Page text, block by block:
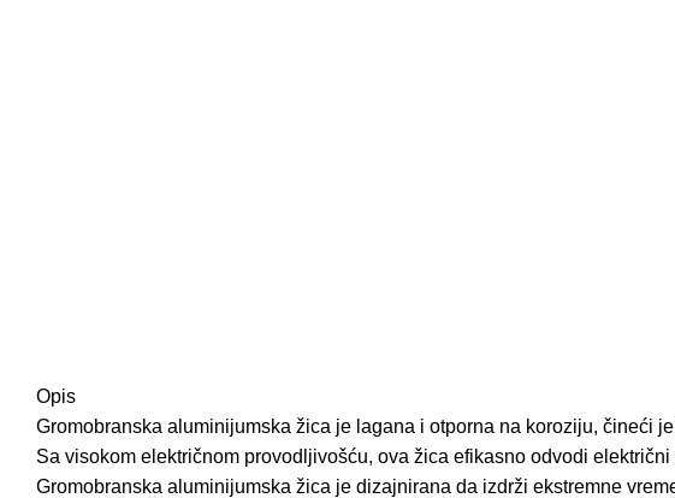
Opis
Gromobranska aluminijumska žica je lagana i otporna na koroziju, čineći
Sa visokom električnom provodljivošću, ova žica efikasno odvodi
Gromobranska aluminijumska žica je dizajnirana da izdrži ekstremne